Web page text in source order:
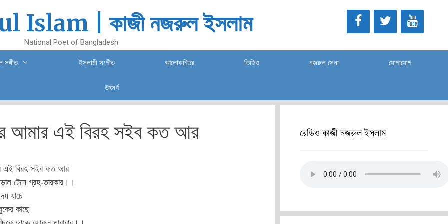
Islam | কাজী নজরুল ইসলাম
National Poet of Bangladesh
ইসলামী সংগীত আলোকচিত্র ভিডিও নজরুল সেনা যোগাযোগ
উৎসর্গ
আমার এই বিরহ সইব কত আর
এই বিরহ সইব কত আর
টেনে গ্রহ-তারকার।।
যাচে
কাছে
রেডিও কাজী নজরুল ইসলাম